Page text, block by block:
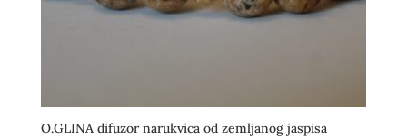
O.GLINA difuzor narukvica od zemljanog jaspisa